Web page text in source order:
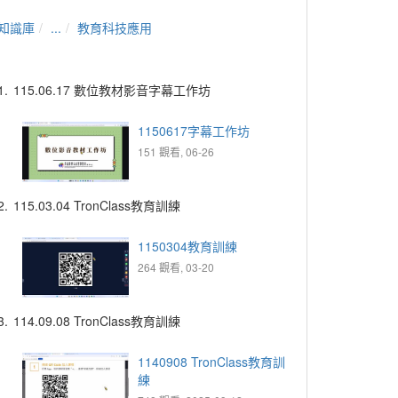
識庫 ... 教育科技應用
115.06.17 數位教材影音字幕工作坊
1150617字幕工作坊
151 觀看, 06-26
115.03.04 TronClass教育訓練
1150304教育訓練
264 觀看, 03-20
114.09.08 TronClass教育訓練
1140908 TronClass教育訓
練